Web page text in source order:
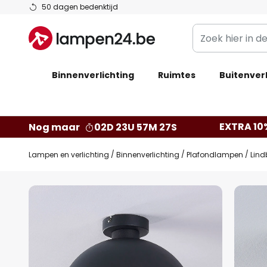
50 dagen bedenktijd
Ga
de
inhoud
Zoek
hier
de
Binnenverlichting Ruimtes
Nog maar 02D 23U 57M 26S EXTRA
Lampen en verlichting Binnenverlichting Plafondlampen
Ga